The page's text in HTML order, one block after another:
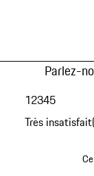
Parlez-
Très
12345